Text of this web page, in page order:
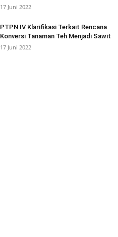
17 Juni 2022
PTPN IV Klarifikasi Terkait Rencana
Konversi Tanaman Teh Menjadi Sawit
17 Juni 2022